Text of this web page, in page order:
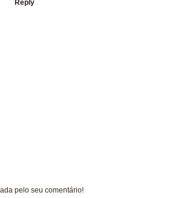
Reply
pelo seu comentário!